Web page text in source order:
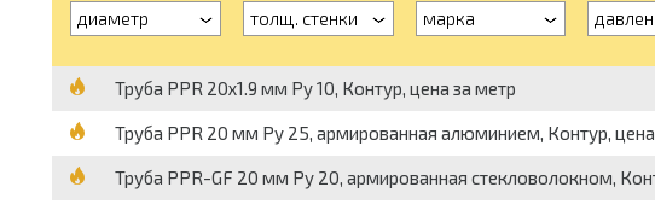
диаметр толщ. стенки марка
Труба PPR 20х1.9 мм Ру 10, Контур, цена за метр
Труба PPR 20 мм Ру 25, армированная алюминием, Контур,
Труба PPR-GF 20 мм Ру 20, армированная стекловолокном,